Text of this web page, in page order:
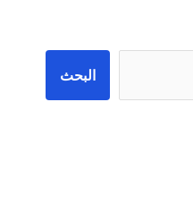
البحث